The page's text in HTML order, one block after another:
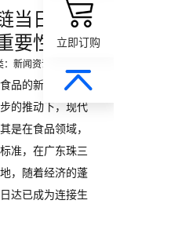
当日达在
要性
新闻资讯
品的新鲜度和安
的推动下，现代
是在食品领域，
准，在广东珠三
，随着经济的蓬
达已成为连接生
立即订购